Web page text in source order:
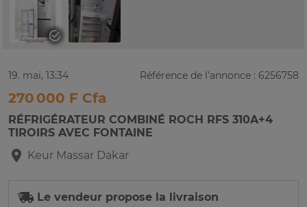
19. mai, 13:34 Référence de l'annonce : 6256758
270 000 F Cfa
RÉFRIGÉRATEUR COMBINÉ ROCH RFS 310A+4
TIROIRS AVEC FONTAINE
Keur Massar Dakar
Le vendeur propose la livraison